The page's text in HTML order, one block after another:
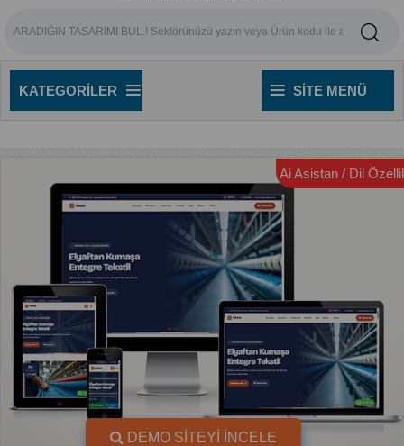
KATEGORILER SITE MENÜ
Ai Asistan / Dil
DEMO SİTEYİ İNCELE